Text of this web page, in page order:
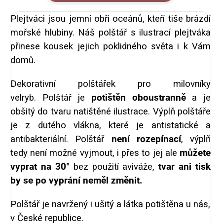
Plejtváci jsou jemní obři oceánů, kteří tiše brázdí
mořské hlubiny. Náš polštář s ilustrací plejtváka
přinese kousek jejich poklidného světa i k Vám
domů.
Dekorativní polštářek pro milovníky
velryb. Polštář je potištěn oboustranněa je
obšitý do tvaru natištěné ilustrace. Výplň polštáře
je z dutého vlákna, které je antistatické a
antibakteriální. Polštář není rozepínací, výplň
tedy není možné vyjmout, i přes to jej ale můžete
vyprat na 30°bez použití aviváže,tvar ani tisk
by se po vyprání neměl změnit.
Polštář je navržený i ušitý a látka potištěna u nás,
v České republice.